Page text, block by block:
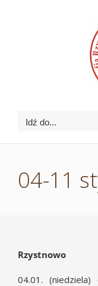
Idź do...
04-11
Rzystnowo
04.01.